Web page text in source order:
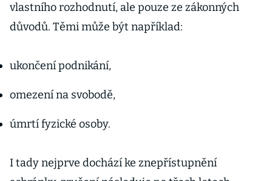
vlastního rozhodnutí, ale pouze ze zákonných
důvodů. Těmi může být například:
ukončení podnikání,
omezení na svobodě,
úmrtí fyzické osoby.
I tady nejprve dochází ke znepřístupnění